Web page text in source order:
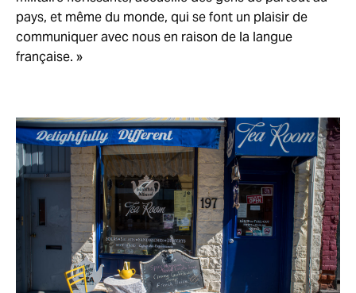
pays, et même du monde, qui se font un plaisir de
communiquer avec nous en raison de la langue
française. »